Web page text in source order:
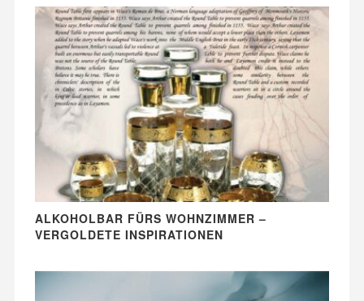
ALKOHOLBAR FÜRS WOHNZIMMER –
VERGOLDETE INSPIRATIONEN